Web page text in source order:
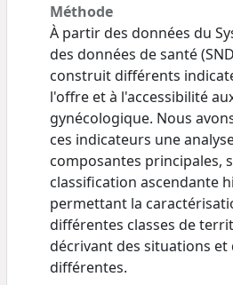
Méthode
À partir des données du
des données de santé
construit différents
l'offre et à l'accessibilité
gynécologique. Nous
ces indicateurs une
composantes principales,
classification ascendante
permettant la
différentes classes de
décrivant des situations et
différentes.